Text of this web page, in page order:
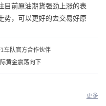
前原油期货强劲上涨的表
势，可以更好的去交易好原
车队官方合作伙伴
黄金震荡向下
更多